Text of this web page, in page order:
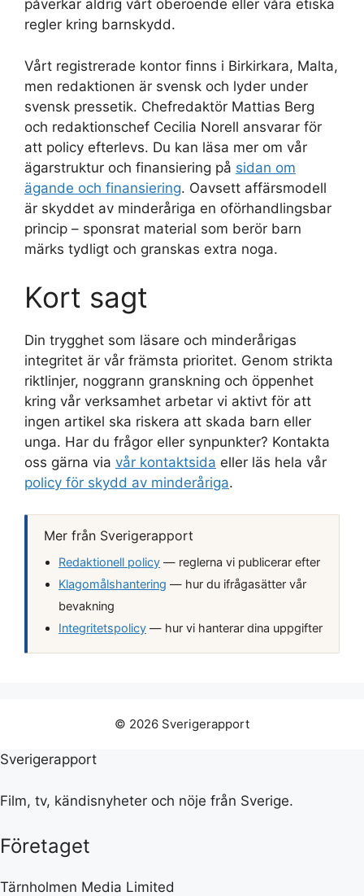
påverkar aldrig vårt oberoende eller våra etiska
regler kring barnskydd.
Vårt registrerade kontor finns i Birkirkara, Malta,
men redaktionen är svensk och lyder under
svensk pressetik. Chefredaktör Mattias Berg
och redaktionschef Cecilia Norell ansvarar för
att policy efterlevs. Du kan läsa mer om vår
ägarstruktur och finansiering på sidan om
ägande och finansiering. Oavsett affärsmodell
är skyddet av minderåriga en oförhandlingsbar
princip – sponsrat material som berör barn
märks tydligt och granskas extra noga.
Kort sagt
Din trygghet som läsare och minderårigas
integritet är vår främsta prioritet. Genom strikta
riktlinjer, noggrann granskning och öppenhet
kring vår verksamhet arbetar vi aktivt för att
ingen artikel ska riskera att skada barn eller
unga. Har du frågor eller synpunkter? Kontakta
oss gärna via vår kontaktsida eller läs hela vår
policy för skydd av minderåriga.
Mer från Sverigerapport
Redaktionell policy — reglerna vi publicerar efter
Klagomålshantering — hur du ifrågasätter vår
bevakning
Integritetspolicy — hur vi hanterar dina uppgifter
© 2026 Sverigerapport
Sverigerapport
Film, tv, kändisnyheter och nöje från Sverige.
Företaget
Tärnholmen Media Limited